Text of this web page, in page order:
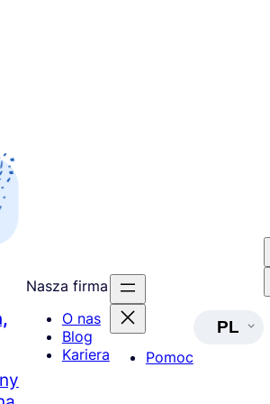
Nasza firma
O nas
Blog
Kariera
Pomoc
PL